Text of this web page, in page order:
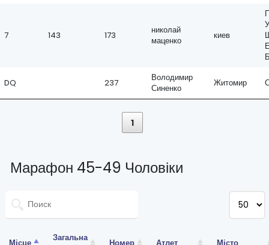
7 143 173
николай
маценко
киев
DQ 237
Володимир
Синенко
Житомир
1
Марафон 45-49 Чоловіки
Загальна